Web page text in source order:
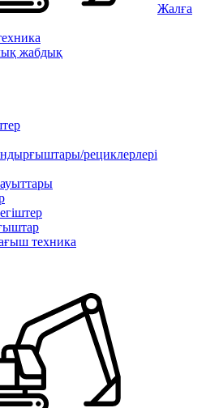
Жалға
жабдық
рециклерлері
техника